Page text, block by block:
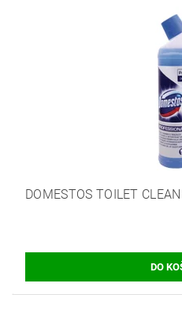
DOMESTOS TOILET